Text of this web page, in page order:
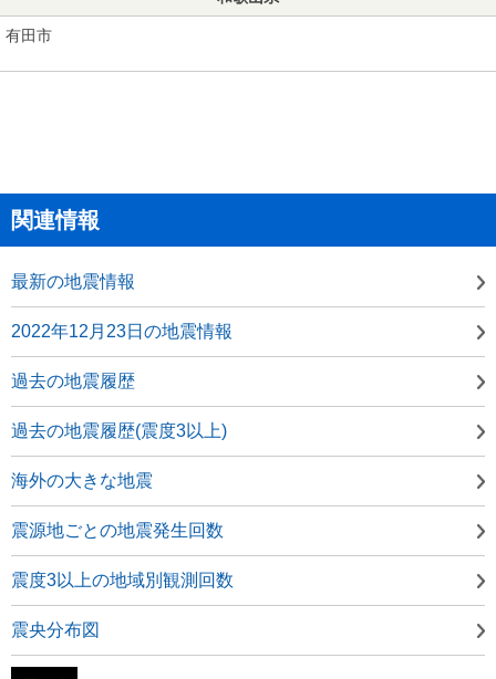
有田市
関連情報
最新の地震情報
2022年12月23日の地震情報
過去の地震履歴
過去の地震履歴(震度3以上)
海外の大きな地震
震源地ごとの地震発生回数
震度3以上の地域別観測回数
震央分布図